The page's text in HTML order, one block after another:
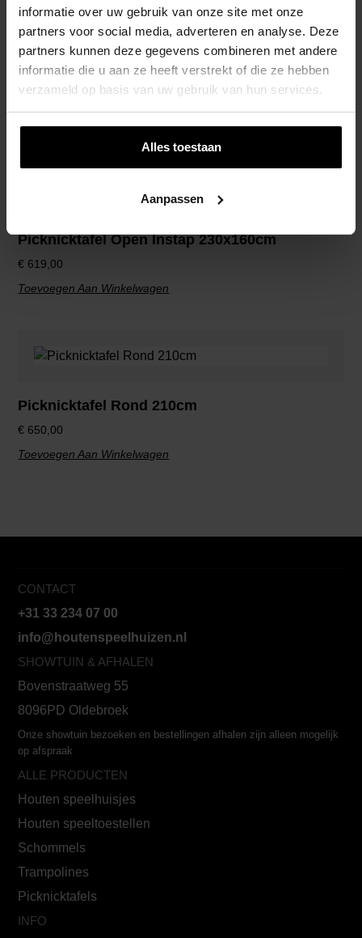
informatie over uw gebruik van onze site met onze
partners voor social media, adverteren en analyse. Deze
partners kunnen deze gegevens combineren met andere
informatie die u aan ze heeft verstrekt of die ze hebben
verzameld op basis van uw gebruik van hun services.
Alles toestaan
Aanpassen
Rolstoelpicknicktafel 230x160cm
€ 520,00
Picknicktafel Open Instap 230x160cm
€ 619,00
Toevoegen Aan Winkelwagen
Picknicktafel Rond 210cm
€ 650,00
Toevoegen Aan Winkelwagen
CONTACT
+31 33 234 07 00
info@houtenspeelhuizen.nl
SHOWTUIN & AFHALEN
Bovenstraatweg 55
8096PD Oldebroek
Onze showtuin bezoeken en bestellingen afhalen zijn alleen mogelijk
op afspraak
ALLE PRODUCTEN
Houten speelhuisjes
Houten speeltoestellen
Schommels
Trampolines
Picknicktafels
INFO